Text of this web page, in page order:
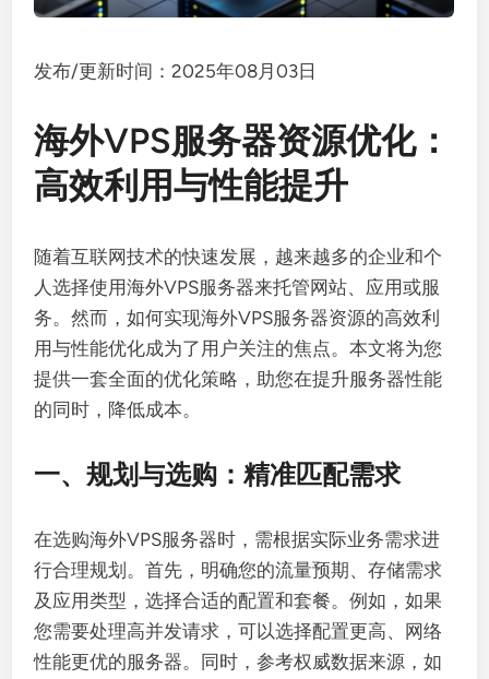
发布/更新时间：2025年08月03日
海外VPS服务器资源优化：
高效利用与性能提升
随着互联网技术的快速发展，越来越多的企业和个
人选择使用海外VPS服务器来托管网站、应用或服
务。然而，如何实现海外VPS服务器资源的高效利
用与性能优化成为了用户关注的焦点。本文将为您
提供一套全面的优化策略，助您在提升服务器性能
的同时，降低成本。
一、规划与选购：精准匹配需求
在选购海外VPS服务器时，需根据实际业务需求进
行合理规划。首先，明确您的流量预期、存储需求
及应用类型，选择合适的配置和套餐。例如，如果
您需要处理高并发请求，可以选择配置更高、网络
性能更优的服务器。同时，参考权威数据来源，如